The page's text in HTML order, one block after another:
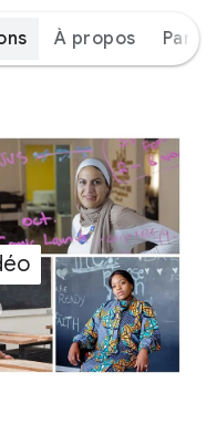
À propos